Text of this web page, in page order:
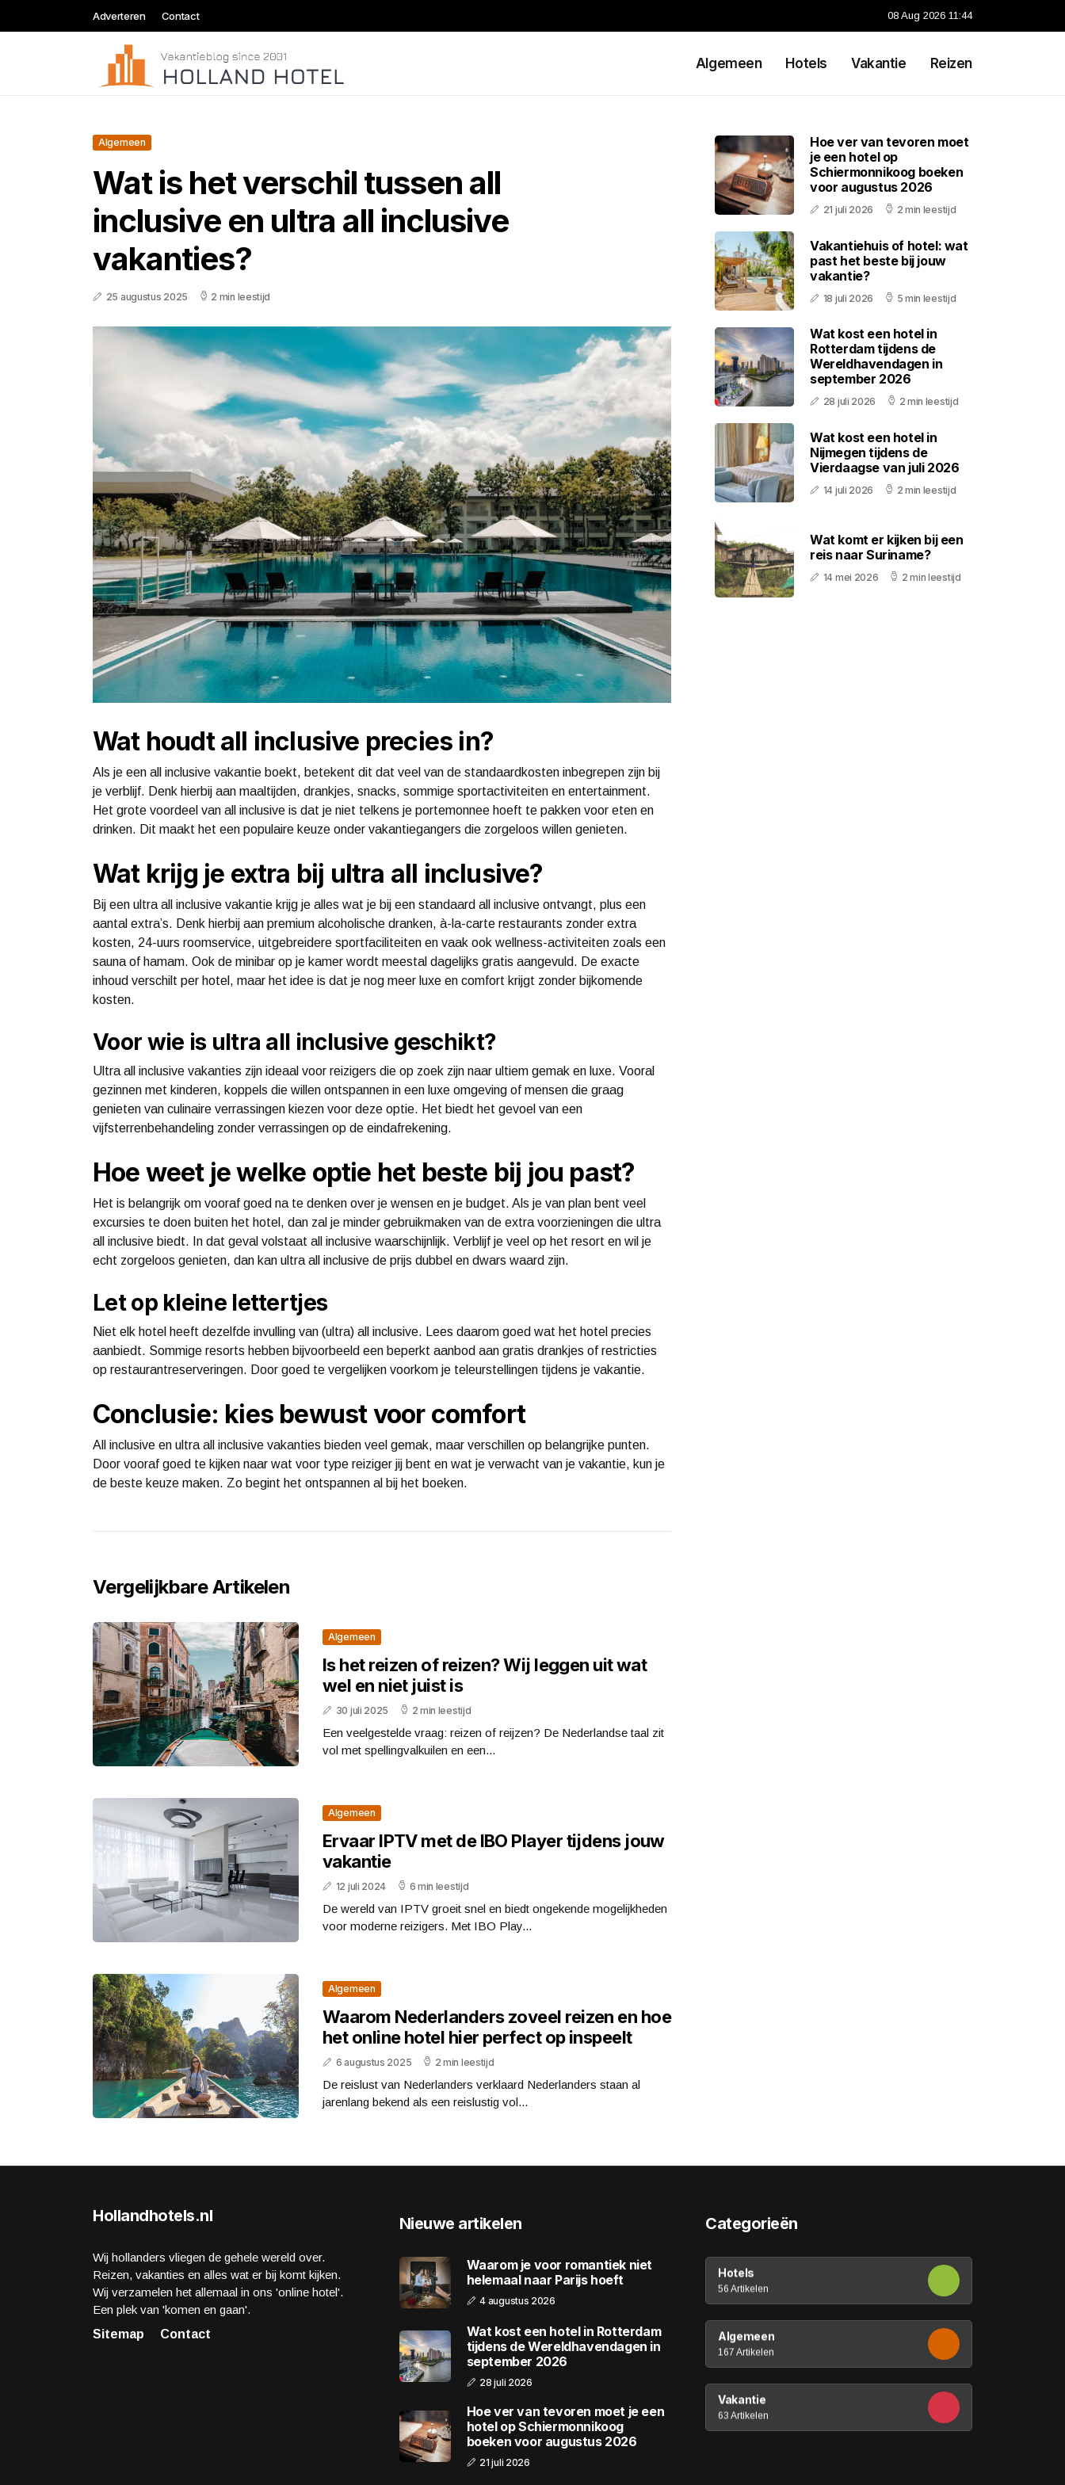
Adverteren Contact 08 Aug 2026 11:44
Algemeen Hotels Vakantie Reizen
Algemeen
Wat is het verschil tussen all
inclusive en ultra all inclusive
vakanties?
25 augustus 2025 2 min leestijd
Wat houdt all inclusive precies in?
Als je een all inclusive vakantie boekt, betekent dit dat veel van de standaardkosten inbegrepen zijn bij
je verblijf. Denk hierbij aan maaltijden, drankjes, snacks, sommige sportactiviteiten en entertainment.
Het grote voordeel van all inclusive is dat je niet telkens je portemonnee hoeft te pakken voor eten en
drinken. Dit maakt het een populaire keuze onder vakantiegangers die zorgeloos willen genieten.
Wat krijg je extra bij ultra all inclusive?
Bij een ultra all inclusive vakantie krijg je alles wat je bij een standaard all inclusive ontvangt, plus een
aantal extra’s. Denk hierbij aan premium alcoholische dranken, à-la-carte restaurants zonder extra
kosten, 24-uurs roomservice, uitgebreidere sportfaciliteiten en vaak ook wellness-activiteiten zoals een
sauna of hamam. Ook de minibar op je kamer wordt meestal dagelijks gratis aangevuld. De exacte
inhoud verschilt per hotel, maar het idee is dat je nog meer luxe en comfort krijgt zonder bijkomende
kosten.
Voor wie is ultra all inclusive geschikt?
Ultra all inclusive vakanties zijn ideaal voor reizigers die op zoek zijn naar ultiem gemak en luxe. Vooral
gezinnen met kinderen, koppels die willen ontspannen in een luxe omgeving of mensen die graag
genieten van culinaire verrassingen kiezen voor deze optie. Het biedt het gevoel van een
vijfsterrenbehandeling zonder verrassingen op de eindafrekening.
Hoe weet je welke optie het beste bij jou past?
Het is belangrijk om vooraf goed na te denken over je wensen en je budget. Als je van plan bent veel
excursies te doen buiten het hotel, dan zal je minder gebruikmaken van de extra voorzieningen die ultra
all inclusive biedt. In dat geval volstaat all inclusive waarschijnlijk. Verblijf je veel op het resort en wil je
echt zorgeloos genieten, dan kan ultra all inclusive de prijs dubbel en dwars waard zijn.
Let op kleine lettertjes
Niet elk hotel heeft dezelfde invulling van (ultra) all inclusive. Lees daarom goed wat het hotel precies
aanbiedt. Sommige resorts hebben bijvoorbeeld een beperkt aanbod aan gratis drankjes of restricties
op restaurantreserveringen. Door goed te vergelijken voorkom je teleurstellingen tijdens je vakantie.
Conclusie: kies bewust voor comfort
All inclusive en ultra all inclusive vakanties bieden veel gemak, maar verschillen op belangrijke punten.
Door vooraf goed te kijken naar wat voor type reiziger jij bent en wat je verwacht van je vakantie, kun je
de beste keuze maken. Zo begint het ontspannen al bij het boeken.
Vergelijkbare Artikelen
Algemeen
Is het reizen of reizen? Wij leggen uit wat
wel en niet juist is
30 juli 2025 2 min leestijd
Een veelgestelde vraag: reizen of reijzen? De Nederlandse taal zit
vol met spellingvalkuilen en een...
Algemeen
Ervaar IPTV met de IBO Player tijdens jouw
vakantie
12 juli 2024 6 min leestijd
De wereld van IPTV groeit snel en biedt ongekende mogelijkheden
voor moderne reizigers. Met IBO Play...
Algemeen
Waarom Nederlanders zoveel reizen en hoe
het online hotel hier perfect op inspeelt
6 augustus 2025 2 min leestijd
De reislust van Nederlanders verklaard Nederlanders staan al
jarenlang bekend als een reislustig vol...
Hoe ver van tevoren moet
je een hotel op
Schiermonnikoog boeken
voor augustus 2026
21 juli 2026 2 min leestijd
Vakantiehuis of hotel: wat
past het beste bij jouw
vakantie?
18 juli 2026 5 min leestijd
Wat kost een hotel in
Rotterdam tijdens de
Wereldhavendagen in
september 2026
28 juli 2026 2 min leestijd
Wat kost een hotel in
Nijmegen tijdens de
Vierdaagse van juli 2026
14 juli 2026 2 min leestijd
Wat komt er kijken bij een
reis naar Suriname?
14 mei 2026 2 min leestijd
Hollandhotels.nl
Wij hollanders vliegen de gehele wereld over.
Reizen, vakanties en alles wat er bij komt kijken.
Wij verzamelen het allemaal in ons 'online hotel'.
Een plek van 'komen en gaan'.
Sitemap
Contact
Nieuwe artikelen
Waarom je voor romantiek niet
helemaal naar Parijs hoeft
4 augustus 2026
Wat kost een hotel in Rotterdam
tijdens de Wereldhavendagen in
september 2026
28 juli 2026
Hoe ver van tevoren moet je een
hotel op Schiermonnikoog
boeken voor augustus 2026
21 juli 2026
Categorieën
Hotels
56 Artikelen
Algemeen
167 Artikelen
Vakantie
63 Artikelen